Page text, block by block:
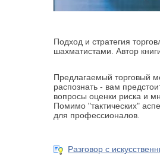
Подход и стратегия
шахматистами. Автор
Предлагаемый торговый
распознать - вам
вопросы оценки риска и
Помимо "тактических"
для профессионалов.
Разговор с